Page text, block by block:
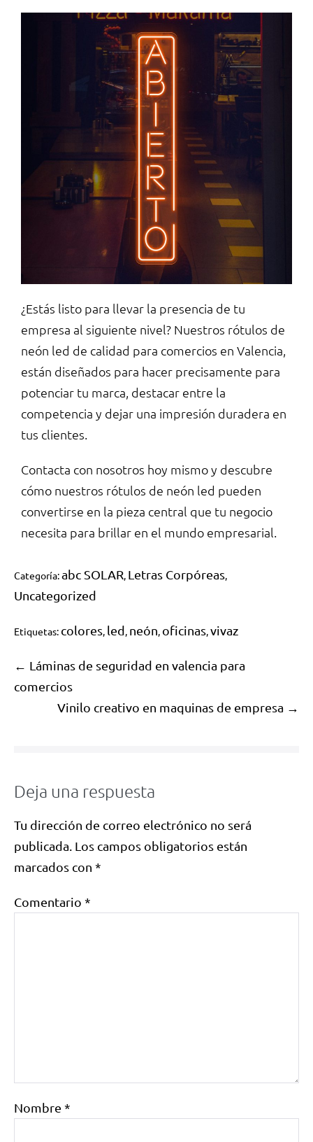
¿Estás listo para llevar la presencia de tu
empresa al siguiente nivel? Nuestros rótulos de
neón led de calidad para comercios en Valencia,
están diseñados para hacer precisamente para
potenciar tu marca, destacar entre la
competencia y dejar una impresión duradera en
tus clientes.
Contacta con nosotros hoy mismo y descubre
cómo nuestros rótulos de neón led pueden
convertirse en la pieza central que tu negocio
necesita para brillar en el mundo empresarial.
Categoría:abc SOLAR, Letras Corpóreas,
Uncategorized
Etiquetas: colores, led, neón, oficinas,vivaz
← Láminas de seguridad en valencia para
comercios
Vinilo creativo en maquinas de empresa →
Deja una respuesta
Tu dirección de correo electrónico no será
publicada. Los campos obligatorios están
marcados con *
Comentario *
Nombre *